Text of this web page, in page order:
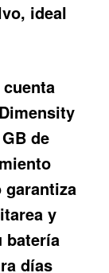
ideal
de
garantiza
y
batería
días